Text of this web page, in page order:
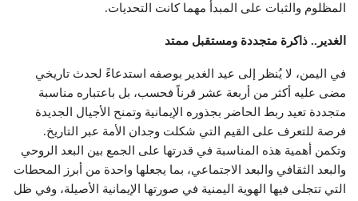
المظلوم والثبات على المبدأ مهما كانت التحديات.
الغدير.. ذاكرة متجددة ومستقبل ممتد
في اليمن، لا يُنظر إلى عيد الغدير بوصفه استدعاءً لحدث تاريخي
مضى عليه أكثر من أربعة عشر قرناً فحسب، بل باعتباره مناسبة
متجددة تعيد ربط الحاضر بجذوره الإيمانية وتمنح الأجيال الجديدة
فرصة للتعرف على القيم التي شكلت وجدان الأمة عبر التاريخ.
وتكمن أهمية هذه المناسبة في قدرتها على الجمع بين البعد الروحي
والبعد الثقافي والبعد الاجتماعي، بما يجعلها واحدة من أبرز المحطات
التي تتجلى فيها الهوية اليمنية في صورتها الإيمانية الأصيلة، وفي ظل